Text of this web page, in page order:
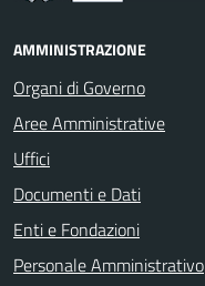
AMMINISTRAZIONE
Organi di Governo
Aree Amministrative
Uffici
Documenti e Dati
Enti e Fondazioni
Personale Amministrativo